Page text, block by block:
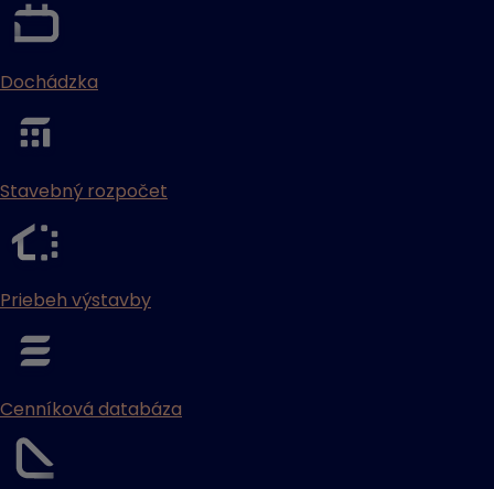
Dochádzka
Stavebný rozpočet
Priebeh výstavby
Cenníková databáza